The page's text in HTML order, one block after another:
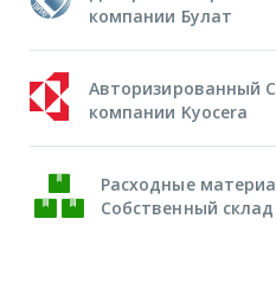
компании Булат
Авторизированный
компании Kyocera
Расходные
Собственный склад